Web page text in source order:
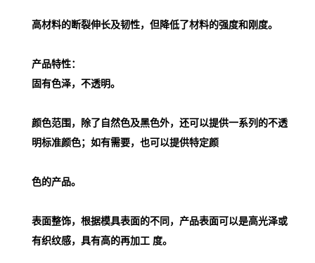
高材料的断裂伸长及韧性，但降低了材料的强度和刚度。
产品特性：
固有色泽，不透明。
颜色范围，除了自然色及黑色外，还可以提供一系列的不透
明标准颜色；如有需要，也可以提供特定颜
色的产品。
表面整饰，根据模具表面的不同，产品表面可以是高光泽或
有织纹感，具有高的再加工 度。